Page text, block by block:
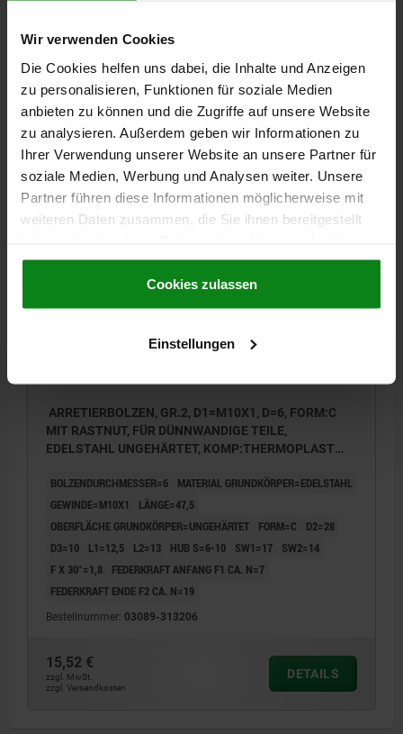
Wir verwenden Cookies
Die Cookies helfen uns dabei, die Inhalte und Anzeigen
zu personalisieren, Funktionen für soziale Medien
anbieten zu können und die Zugriffe auf unsere Website
zu analysieren. Außerdem geben wir Informationen zu
Ihrer Verwendung unserer Website an unsere Partner für
soziale Medien, Werbung und Analysen weiter. Unsere
Partner führen diese Informationen möglicherweise mit
weiteren Daten zusammen, die Sie ihnen bereitgestellt
gesammelt haben.Cookie Richtlinien
Datenschutz|AGB
Cookies zulassen
Einstellungen
OBERFLÄCHE GRUNDKÖRPER=UNGEHÄRTET
D3=10
L1=11,5 L2=13 HUB S=5-9 SW1=17
SW2=14
F X 30°=1,3 FEDERKRAFT ANFANG F1 CA. N=6
FEDERKRAFT ENDE F2 CA. N=15
Bestellnummer:03089-313105
15,52 €
zzgl. MwSt.
DETAILS
03089 C
ARRETIERBOLZEN, GR.2, D1=M10X1, D=6, FORM:C
MIT RASTNUT, FÜR DÜNNWANDIGE TEILE,
EDELSTAHL UNGEHÄRTET, KOMP:THERMOPLAST
BOLZENDURCHMESSER=6
MATERIAL GRUNDKÖRPER=EDELSTAHL
GEWINDE=M10X1
LÄNGE=47,5
OBERFLÄCHE GRUNDKÖRPER=UNGEHÄRTET
FORM=C
D2=28
D3=10
L1=12,5 L2=13 HUB S=6-10 SW1=17
SW2=14
F X 30°=1,8
FEDERKRAFT ANFANG F1 CA. N=7
FEDERKRAFT ENDE F2 CA. N=19
Bestellnummer: 03089-313206
15,52 €
zzgl. MwSt.
zzgl. Versandkosten
DETAILS